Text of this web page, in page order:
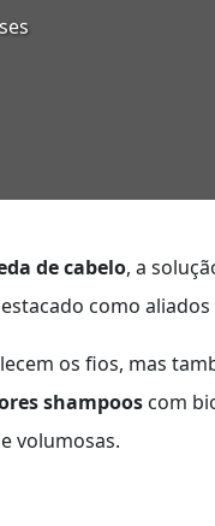
de cabelo, a
como
os fios, mas
shampoos com
volumosas.